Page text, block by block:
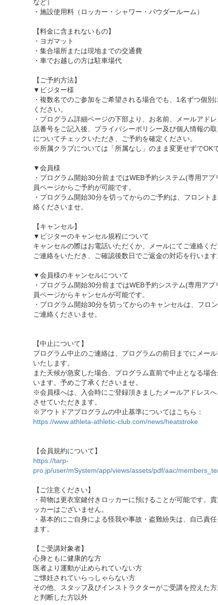
など）
・施設使用料（ロッカー・シャワー・パウダールーム）
【料金に含まれないもの】
・ヨガマット
・集合場所または現地までの交通費
・車でお越しの方は駐車場代
【ご予約方法】
▼ビジター様
・複数名でのご参加をご希望される場合でも、1名ずつ個別
ください。
・プログラム詳細ページの下部より、お名前、メールアド
話番号をご記入後、プライバシーポリシー及び個人情報の
についてチェックいただき、ご予約を確定ください。
※所属クラブについては「所属なし」のまま変更せずでOK
▼会員様
・プログラム開始30分前まではWEB予約システム(専用アプ
員ページからご予約が可能です。
・プログラム開始30分を切ってからのご予約は、フロント
絡くださいませ。
【キャンセル】
▼ビジターのキャンセル規程について
キャンセルの際はお電話いただくか、メールにてご連絡く
ご連絡をいただき、ご確認後数日でご返金の対応を行いま
▼会員様のキャンセルについて
・プログラム開始30分前まではWEB予約システム(専用アプ
員ページからキャンセルが可能です。
・プログラム開始30分を切ってからのキャンセルは、フロ
ご連絡くださいませ。
【中止について】
プログラム中止のご連絡は、プログラムの前日までにメー
いたします。
また天候が急変した場合、プログラム直前で中止となる場
います。予めご了承くださいませ。
※会員様へは、入会時にご登録頂きましたメールアドレス
させていただきます。
※アウトドアプログラムの中止基準についてはこちら：
https://www.athleta-athletic-club.com/news/heatstroke
【会員規約について】
https://tarp-
pro.jp/user/mSystem/app/views/assets/pdf/aac/
【ご注意ください】
・荷物は更衣室鍵付きロッカーに預けることが可能です。
ッカーはございません。
・基本的にご自身による怪我や事故・盗難紛失は、自己責
ます。
【ご受講対象者】
心身ともに健康的な方
医者より運動が止められていない方
ご懐妊されていらっしゃらない方
その他、スタッフ及びインストラクターがご受講を控えた
と判断した方以外